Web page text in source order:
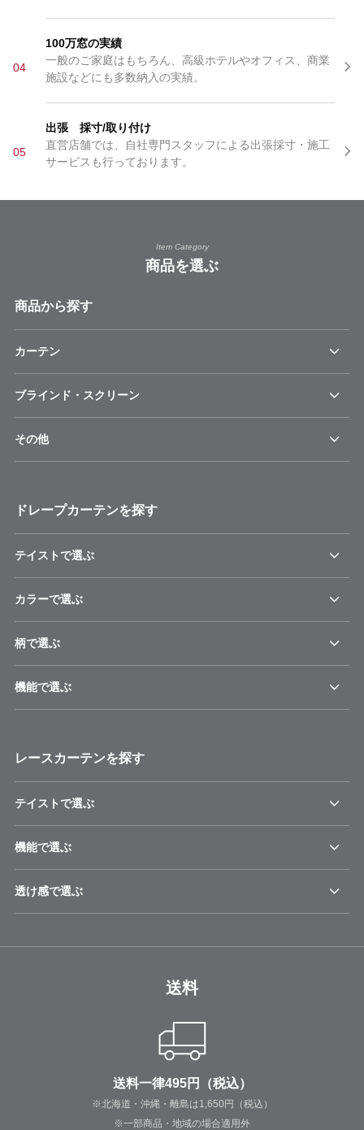
04
100万窓の実績
一般のご家庭はもちろん、高級ホテルやオフィス、商業
施設などにも多数納入の実績。
05
出張 採寸/取り付け
直営店舗では、自社専門スタッフによる出張採寸・施工
サービスも行っております。
Item Category
商品を選ぶ
商品から探す
カーテン
ブラインド・スクリーン
その他
ドレープカーテンを探す
テイストで選ぶ
カラーで選ぶ
柄で選ぶ
機能で選ぶ
レースカーテンを探す
テイストで選ぶ
機能で選ぶ
透け感で選ぶ
送料
送料一律495円（税込）
※北海道・沖縄・離島は1,650円（税込）
※一部商品・地域の場合適用外